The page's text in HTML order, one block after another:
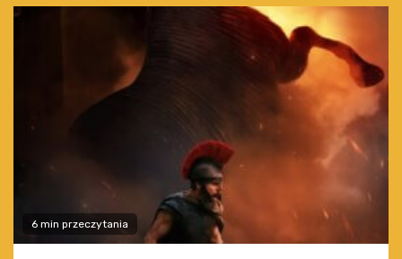
6 min przeczytania